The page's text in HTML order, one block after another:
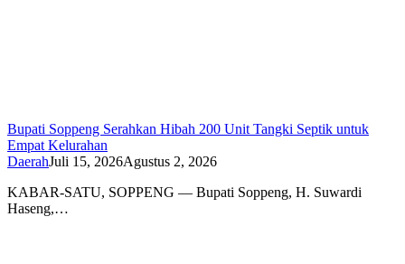
Bupati Soppeng Serahkan Hibah 200 Unit Tangki Septik untuk
Empat Kelurahan
DaerahJuli 15, 2026Agustus 2, 2026
KABAR-SATU, SOPPENG — Bupati Soppeng, H. Suwardi
Haseng,…